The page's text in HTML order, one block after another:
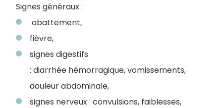
Signes généraux :
abattement,
fièvre,
signes digestifs
: diarrhée hémorragique, vomissements,
douleur abdominale,
signes nerveux : convulsions, faiblesses,